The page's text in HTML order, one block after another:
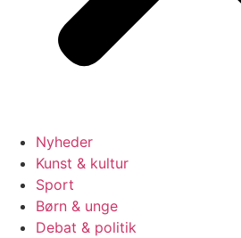
Nyheder
Kunst & kultur
Sport
Børn & unge
Debat & politik